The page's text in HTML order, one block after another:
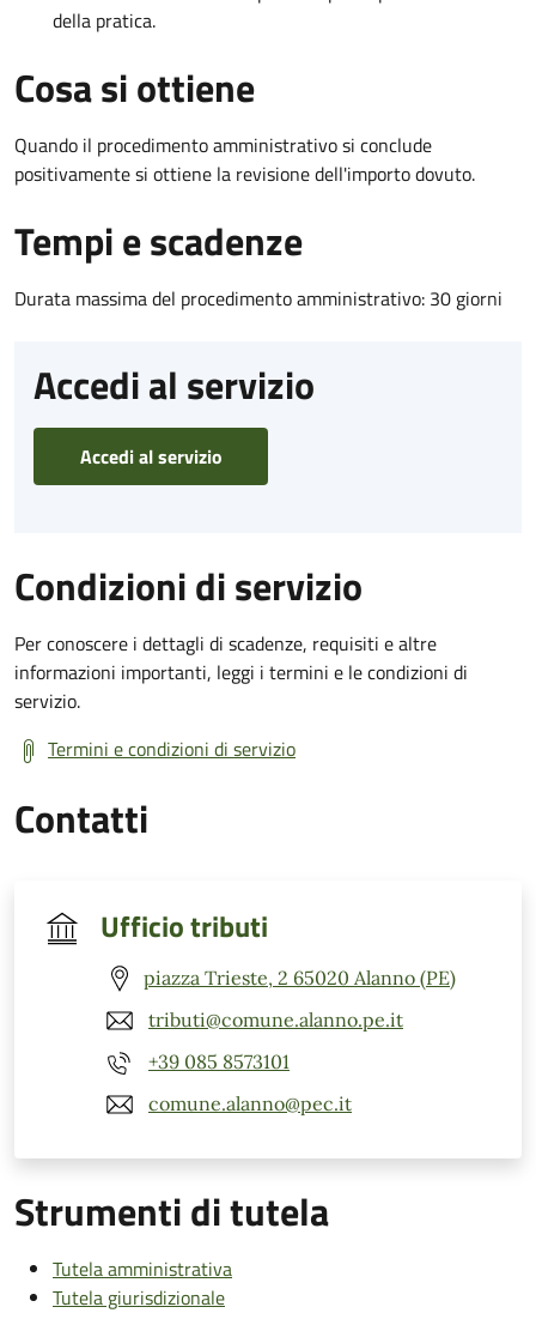
della pratica.
Cosa si ottiene
Quando il procedimento amministrativo si conclude
positivamente si ottiene la revisione dell'importo dovuto.
Tempi e scadenze
Durata massima del procedimento amministrativo: 30 giorni
Accedi al servizio
Accedi al servizio
Condizioni di servizio
Per conoscere i dettagli di scadenze, requisiti e altre
informazioni importanti, leggi i termini e le condizioni di
servizio.
Termini e condizioni di servizio
Contatti
Ufficio tributi
piazza Trieste, 2 65020 Alanno (PE)
tributi@comune.alanno.pe.it
+39 085 8573101
comune.alanno@pec.it
Strumenti di tutela
Tutela amministrativa
Tutela giurisdizionale